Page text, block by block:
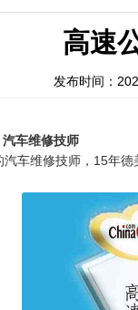
高速
发布时间：
汽车维修技师